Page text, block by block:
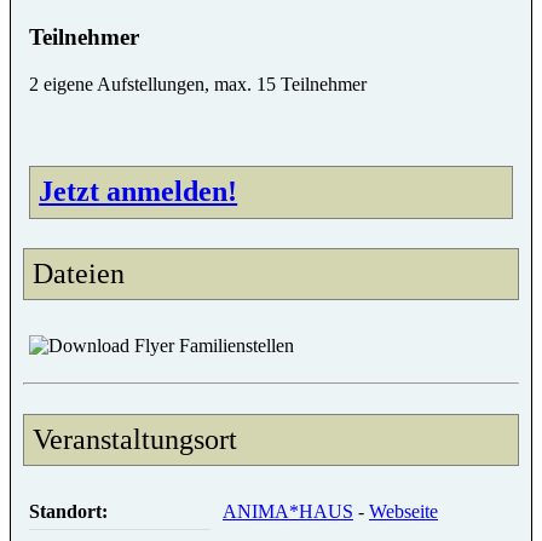
Teilnehmer
2 eigene Aufstellungen, max. 15 Teilnehmer
Jetzt anmelden!
Dateien
Flyer Familienstellen
Veranstaltungsort
Standort: ANIMA*HAUS - Webseite